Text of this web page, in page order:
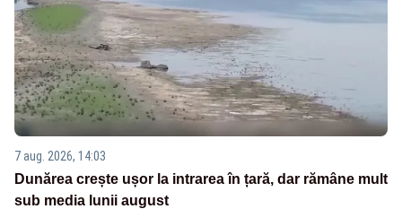
7 aug. 2026, 14:03
Dunărea crește ușor la intrarea în țară, dar rămâne mult
sub media lunii august